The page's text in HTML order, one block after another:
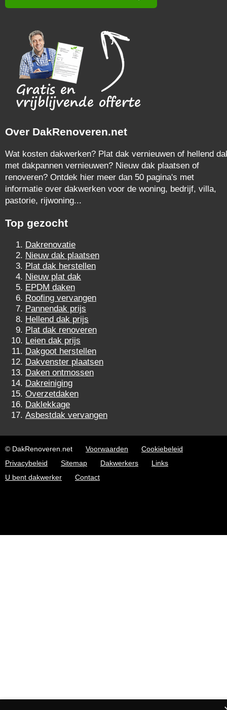
Over DakRenoveren.net
Wat kosten dakwerken? Plat dak vernieuwen of hellend
met dakpannen vernieuwen? Nieuw dak plaatsen of
renoveren? Ontdek hier meer dan 50 pagina's met
informatie over dakwerken voor de woning, bedrijf, villa,
pastorie, rijwoning...
Top gezocht
Dakrenovatie
Nieuw dak plaatsen
Plat dak herstellen
Nieuw plat dak
EPDM daken
Roofing vervangen
Pannendak prijs
Hellend dak prijs
Plat dak renoveren
Leien dak prijs
Dakgoot herstellen
Dakvenster plaatsen
Daken ontmossen
Dakreiniging
Overzetdaken
Daklekkage
Asbestdak vervangen
© DakRenoveren.net Voorwaarden
Cookiebeleid
Privacybeleid
Sitemap Dakwerkers
Links
U bent dakwerker
Contact